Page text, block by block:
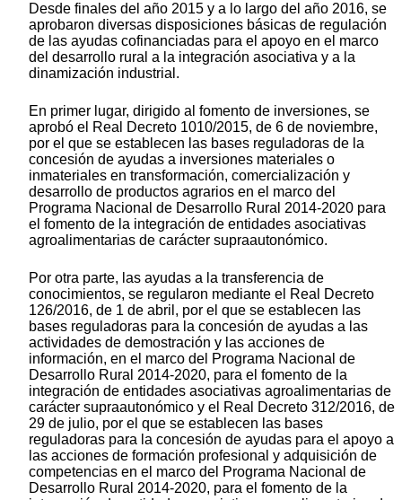
Desde finales del año 2015 y a lo largo del año 2016, se
aprobaron diversas disposiciones básicas de regulación
de las ayudas cofinanciadas para el apoyo en el marco
del desarrollo rural a la integración asociativa y a la
dinamización industrial.
En primer lugar, dirigido al fomento de inversiones, se
aprobó el Real Decreto 1010/2015, de 6 de noviembre,
por el que se establecen las bases reguladoras de la
concesión de ayudas a inversiones materiales o
inmateriales en transformación, comercialización y
desarrollo de productos agrarios en el marco del
Programa Nacional de Desarrollo Rural 2014-2020 para
el fomento de la integración de entidades asociativas
agroalimentarias de carácter supraautonómico.
Por otra parte, las ayudas a la transferencia de
conocimientos, se regularon mediante el Real Decreto
126/2016, de 1 de abril, por el que se establecen las
bases reguladoras para la concesión de ayudas a las
actividades de demostración y las acciones de
información, en el marco del Programa Nacional de
Desarrollo Rural 2014-2020, para el fomento de la
integración de entidades asociativas agroalimentarias de
carácter supraautonómico y el Real Decreto 312/2016, de
29 de julio, por el que se establecen las bases
reguladoras para la concesión de ayudas para el apoyo a
las acciones de formación profesional y adquisición de
competencias en el marco del Programa Nacional de
Desarrollo Rural 2014-2020, para el fomento de la